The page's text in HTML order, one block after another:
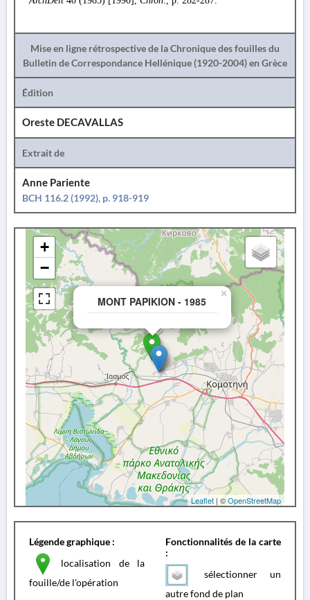
Mise en ligne rétrospective de la Chronique des fouilles du
Bulletin de Correspondance Hellénique (1920-2004) en Grèce
Édition
Oreste DECAVALLAS
Extrait de
Anne Pariente
BCH 116.2 (1992), p. 918-919
MONT PAPIKION - 1985
×
+
−
Leaflet | ©OpenStreetMap
Légende graphique :
localisation de la
fouille/de l'opération
Fonctionnalités de la carte
:
sélectionner un
autre fond de plan